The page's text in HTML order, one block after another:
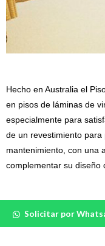
Hecho en Australia el
en pisos de láminas de
especialmente para
de un revestimiento para
mantenimiento, con una
complementar su diseño
Solicitar por